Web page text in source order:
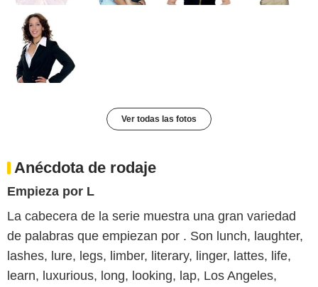
Ver todas las fotos
Anécdota de rodaje
Empieza por L
La cabecera de la serie muestra una gran variedad
de palabras que empiezan por . Son lunch, laughter,
lashes, lure, legs, limber, literary, linger, lattes, life,
learn, luxurious, long, looking, lap, Los Angeles,